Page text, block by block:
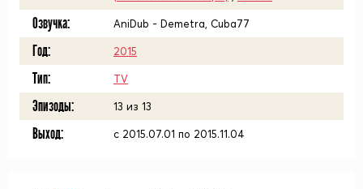
Озвучка: AniDub - Demetra, Cuba77
Год: 2015
Тип: TV
Эпизоды: 13 из 13
Выход: с 2015.07.01 по 2015.11.04